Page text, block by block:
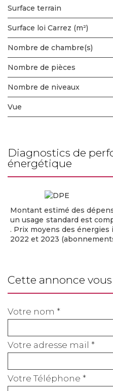
surface terrain
Surface loi Carrez (m²)
Nombre de chambre(s)
Nombre de pièces
Nombre de niveaux
Vue
diagnostics de performance
énergétique
Montant estimé des
un usage standard est
. Prix moyens des énergies
2022 et 2023
cette annonce
Votre nom *
Votre adresse mail *
Votre Téléphone *